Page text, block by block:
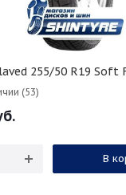
Gislaved 255/50 R19
(53)
В